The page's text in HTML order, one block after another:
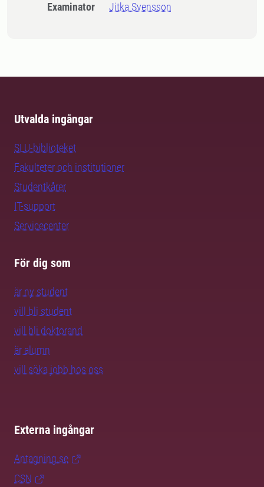
Examinator Jitka Svensson
Utvalda ingångar
SLU-biblioteket
Fakulteter och institutioner
Studentkårer
IT-support
Servicecenter
För dig som
är ny student
vill bli student
vill bli doktorand
är alumn
vill söka jobb hos oss
Externa ingångar
Antagning.se
CSN